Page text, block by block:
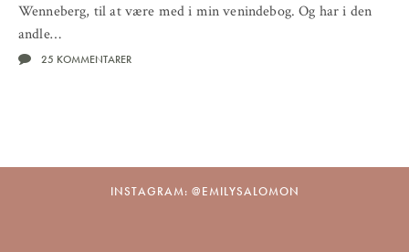
Wenneberg, til at være med i min venindebog. Og har i den
andle…
25 KOMMENTARER
INSTAGRAM: @EMILYSALOMON